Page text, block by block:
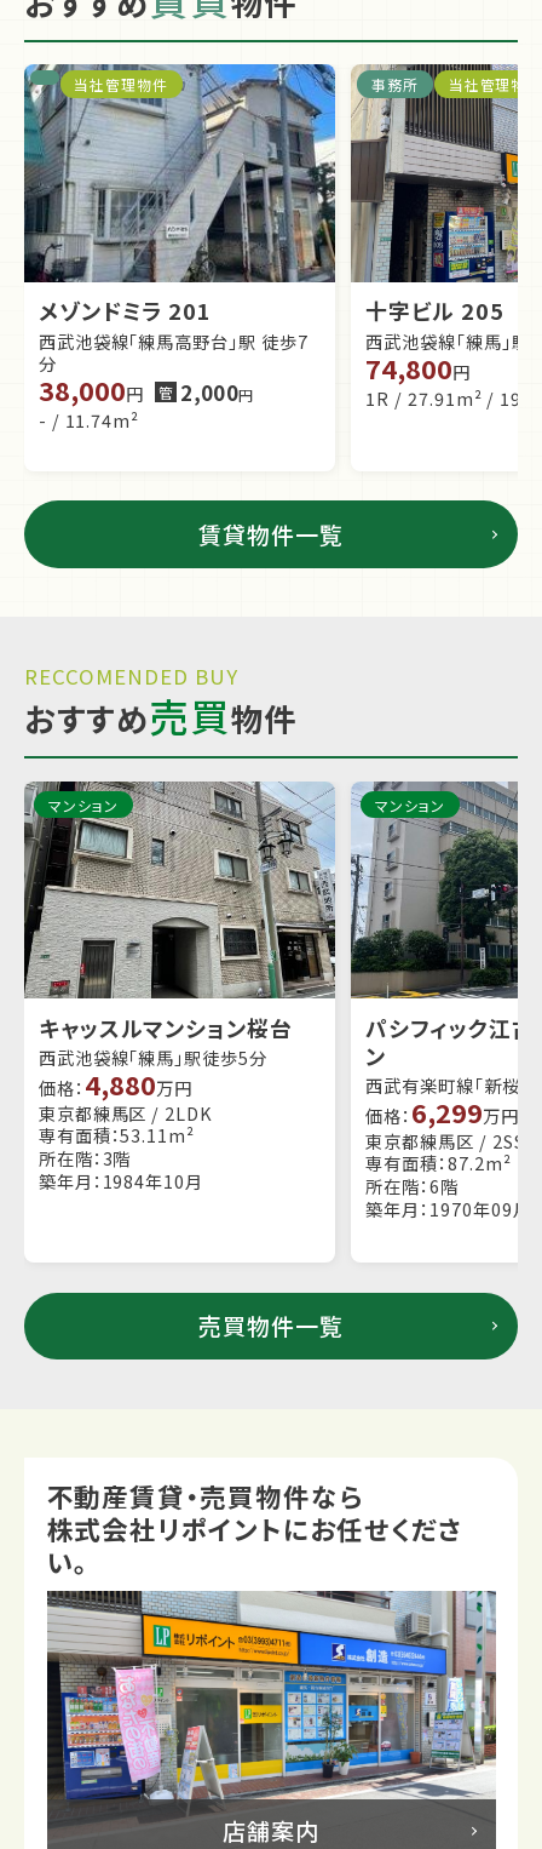
当社管理物件
メゾンドミラ 201
西武池袋線「練馬高野台」駅 徒歩7
分
38,000円 管 2,000円
- / 11.74m²
事務所 当社管理物件
十字ビル 205
西武池袋線「練馬」駅
74,800円
1R / 27.91m² /
賃貸物件一覧
RECCOMENDED BUY
おすすめ売買物件
マンション
キャッスルマンション桜台
西武池袋線「練馬」駅徒歩5分
価格： 4,880万円
東京都練馬区 / 2LDK
専有面積：53.11m²
所在階：3階
築年月：1984年10月
マンション
パシフィック江
ン
西武有楽町線「新桜
価格： 6,299万円
東京都練馬区 / 2SSL
専有面積：87.2m²
所在階：6階
築年月：1970年09月
売買物件一覧
不動産賃貸・売買物件なら
株式会社リポイントにお任せくださ
い。
店舗案内